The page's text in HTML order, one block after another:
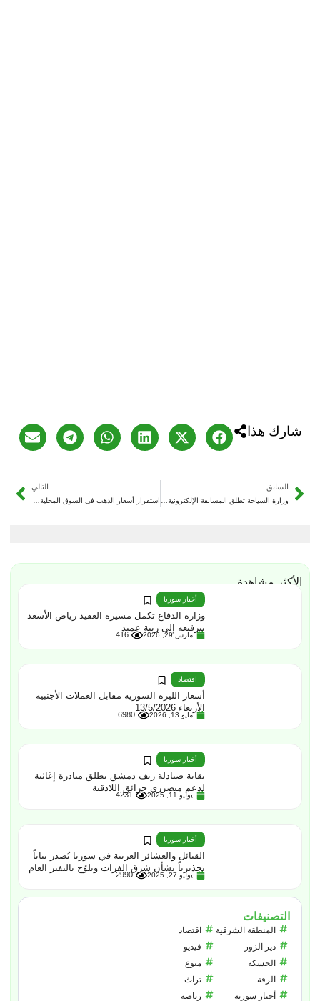
شارك هذا
السابق
وزارة السياحة تطلق المسابقة الإلكترونية الأولى لاختيار “أجمل صورة وفيديو” لمعالم سوريا السياحية
التالي
استقرار أسعار الذهب في السوق المحلية السورية
الأكثر مشاهدة
أخبار سوريا
وزارة الدفاع تكمل مسيرة العقيد رياض الأسعد
بترفيعه إلى رتبة عميد
مارس 29, 2026 416
اقتصاد
أسعار الليرة السورية مقابل العملات الأجنبية
الأربعاء 13/5/2026
مايو 13, 2026 6980
أخبار سوريا
نقابة صيادلة ريف دمشق تطلق مبادرة إغاثية
لدعم متضرري حرائق اللاذقية
يوليو 11, 2025 4231
أخبار سوريا
القبائل والعشائر العربية في سوريا تُصدر بياناً
تحذيرياً بشأن شرق الفرات وتلوّح بالنفير العام
يوليو 27, 2025 2990
التصنيفات
المنطقة الشرقية
دير الزور
الحسكة
الرقة
أخبار سورية
اقتصاد
فيديو
منوع
تراث
رياضة